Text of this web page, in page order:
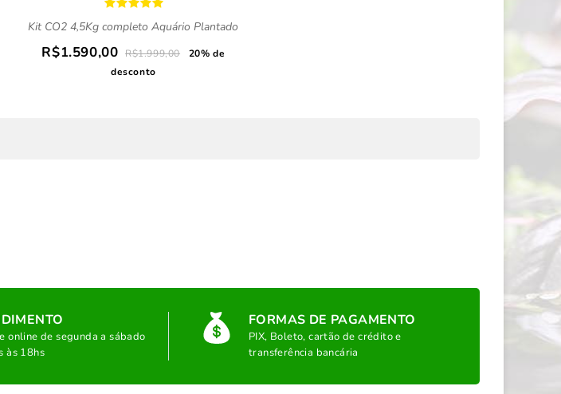
Kit CO2 4,5Kg completo Aquário Plantado
R$1.590,00 R$1.999,00
20% de
desconto
online de segunda a sábado
às 18hs
FORMAS DE PAGAMENTO
PIX, Boleto, cartão de crédito e
transferência bancária